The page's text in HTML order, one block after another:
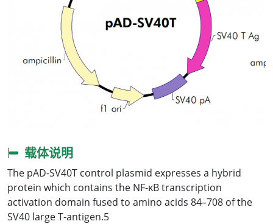
载体说明
The pAD-SV40T control plasmid expresses a hybrid
protein which contains the NF-κB transcription
activation domain fused to amino acids 84–708 of the
SV40 large T-antigen.5